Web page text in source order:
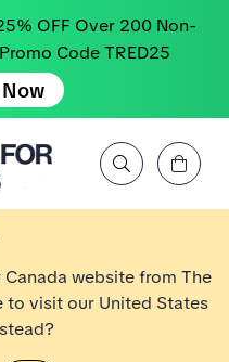
OFF Over 200 Non-
Code TRED25
Rechercher par marque, caractéristique, style, couleur, etc.
Affichez le panier
website from The
to visit our United States